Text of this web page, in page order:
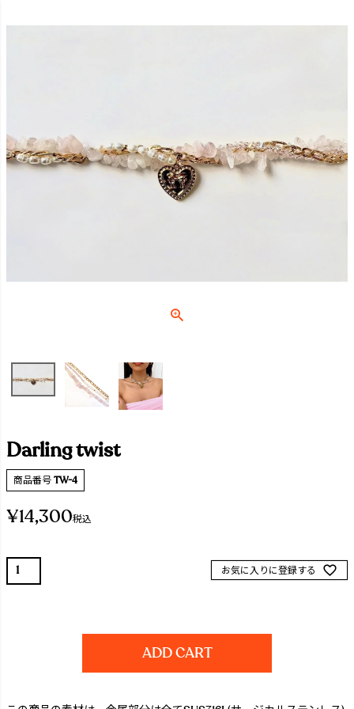
Darling twist
商品番号 TW-4
¥14,300税込
お気に入りに登録する
ADD CART